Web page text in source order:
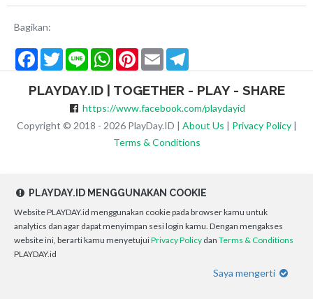
Bagikan:
FacebookTwitterLine WhatsAppPinterest
Email
PLAYDAY.ID | TOGETHER - PLAY - SHARE
https://www.facebook.com/playdayid
Copyright © 2018 - 2026 PlayDay.ID | About Us | Privacy Policy|
Terms & Conditions
PLAYDAY.ID MENGGUNAKAN COOKIE
Website PLAYDAY.id menggunakan cookie pada browser kamu untuk
analytics dan agar dapat menyimpan sesi login kamu. Dengan mengakses
website ini, berarti kamu menyetujuiPrivacy Policy dan Terms & Conditions
PLAYDAY.id
Saya mengerti